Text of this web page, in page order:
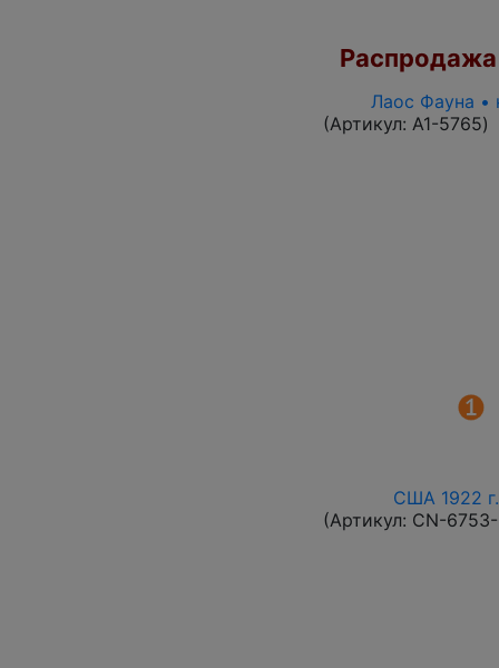
Распродажа
Лаос Фауна •
(Артикул: A1-5765)
США 1922
(Артикул: CN-